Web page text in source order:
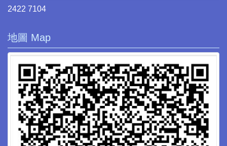
2422 7104
地圖 Map